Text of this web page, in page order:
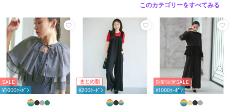
ブランド ルイルエブティック
ショップ ルイルエブティック
商品カテゴリ オールインワン・サロペット
オールインワン・つなぎ
性別タイプ
レディース
オールインワン・サロペット ／
オールインワン・つなぎ
このカテゴリーをすべてみる
SALE
¥1000ｸｰﾎﾟﾝ
まとめ割
¥200ｸｰﾎﾟﾝ
期間限定SALE
¥1000ｸｰﾎﾟﾝ